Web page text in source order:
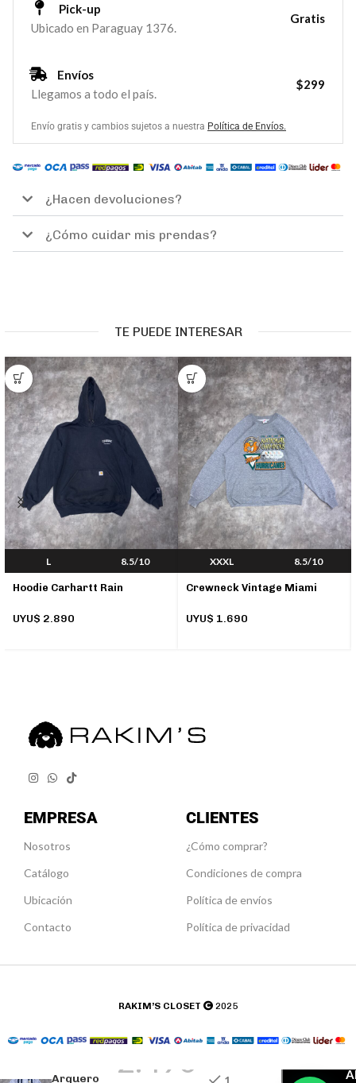
Pick-up
Ubicado en Paraguay 1376.
Gratis
Envíos
Llegamos a todo el país.
$299
Envío gratis y cambios sujetos a nuestra Política de Envíos.
¿Hacen devoluciones?
¿Cómo cuidar mis prendas?
TE PUEDE INTERESAR
L 8.5/10
Hoodie Carhartt Rain
UYU$ 2.890
XXXL 8.5/10
Crewneck Vintage Miami
UYU$ 1.690
EMPRESA
Nosotros
Catálogo
Ubicación
Contacto
CLIENTES
¿Cómo comprar?
Condiciones de compra
Política de envíos
Política de privacidad
RAKIM’S CLOSET 2025
Camiseta
Arquero
UYU$
2.490
1